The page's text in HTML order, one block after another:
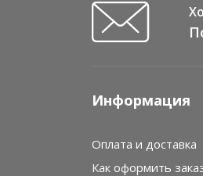
Информация
Оплата и доставка
Как оформить